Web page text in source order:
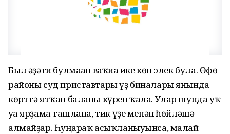
Был ғәҙәти булмаған ваҡиға ике көн элек була. Өфө
районы суд приставтары үҙ биналары янында
көрттә ятҡан баланы күреп ҡала. Улар шунда уҡ
уға ярҙамға ташлана, тик үҙе менән һөйләшә
алмайҙар. Һуңғараҡ асыҡланыуынса, малай